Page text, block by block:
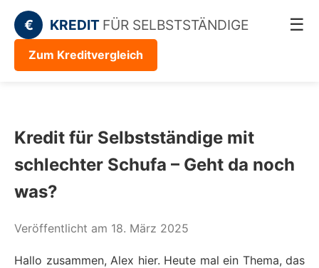
€ KREDIT FÜR SELBSTSTÄNDIGE ☰
Zum Kreditvergleich
Kredit für Selbstständige mit
schlechter Schufa – Geht da noch
was?
Veröffentlicht am 18. März 2025
Hallo zusammen, Alex hier. Heute mal ein Thema, das